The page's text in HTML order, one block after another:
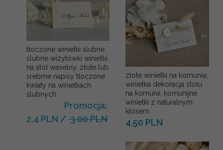
tłoczone winietki ślubne,
ślubne wizytówki winietki
na stół weselny, złote lub
srebrne napisy tłoczone
kwiaty na winietkach
ślubnych
Promocja:
2.4 PLN / 3.00 PLN
złote winietki na komunię,
winietka dekoracja stołu
na komunii, komunijne
winietki z naturalnym
kłosem
4.50 PLN